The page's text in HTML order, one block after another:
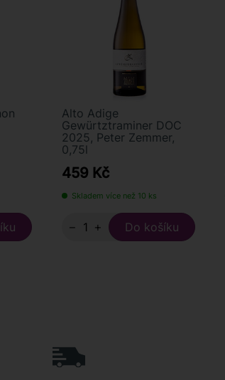
Alto Adige
Gewürtztraminer DOC
2025, Peter Zemmer,
0,75l
459 Kč
Skladem více než 10 ks
− +